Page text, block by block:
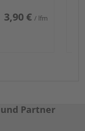
3,90 € / lfm
Partner